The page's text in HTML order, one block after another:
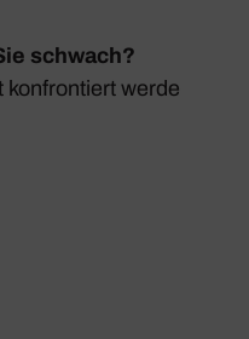
schwach?
konfron­tiert werde